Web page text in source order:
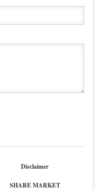
Disclaimer
SHARE MARKET